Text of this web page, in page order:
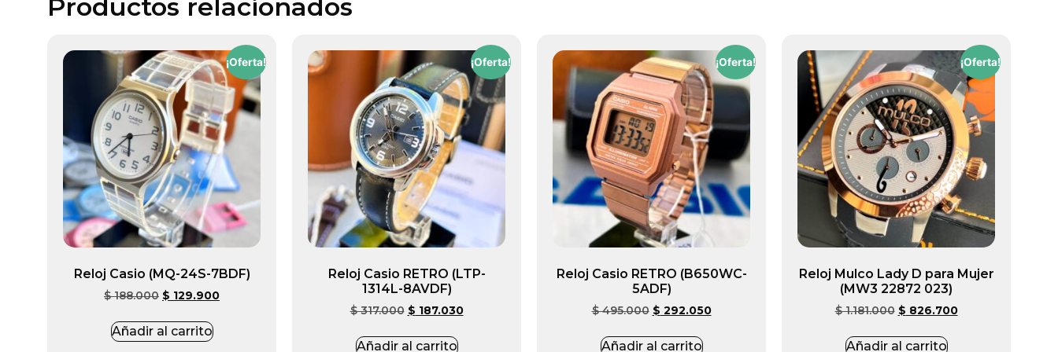
Productos relacionados
¡Oferta!
Reloj Casio (MQ-24S-7BDF)
$188.000 $ 129.900
Añadir al carrito
¡Oferta!
Reloj Casio RETRO (LTP-
1314L-8AVDF)
$317.000 $ 187.030
Añadir al carrito
¡Oferta!
Reloj Casio RETRO (B650WC-
5ADF)
$495.000 $ 292.050
Añadir al carrito
¡Oferta!
Reloj Mulco Lady D para Mujer
(MW3 22872 023)
$1.181.000 $ 826.700
Añadir al carrito